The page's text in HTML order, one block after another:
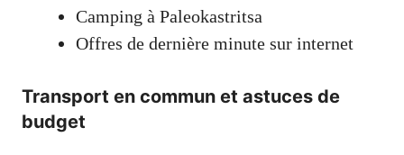
Camping à Paleokastritsa
Offres de dernière minute sur internet
Transport en commun et astuces de
budget